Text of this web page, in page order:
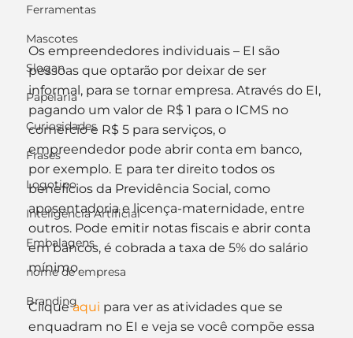
Ferramentas
Mascotes
Slogan
Papelaria
Curiosidades
Frases
Logotipo
Inteligência Artificial
Embalagens
nome de empresa
Branding
Os empreendedores individuais – EI são
pessoas que optarão por deixar de ser
informal, para se tornar empresa. Através do EI,
pagando um valor de R$ 1 para o ICMS no
comércio e R$ 5 para serviços, o
empreendedor pode abrir conta em banco,
por exemplo. E para ter direito todos os
benefícios da Previdência Social, como
aposentadoria e licença-maternidade, entre
outros. Pode emitir notas fiscais e abrir conta
em bancos, é cobrada a taxa de 5% do salário
mínimo.
Clique aqui para ver as atividades que se
enquadram no EI e veja se você compõe essa